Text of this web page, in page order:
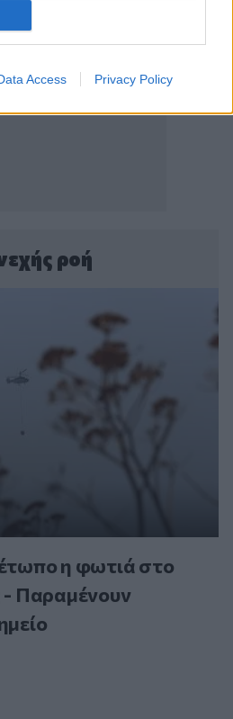
Access Privacy Policy
ροή
η φωτιά στο
- Παραμένουν